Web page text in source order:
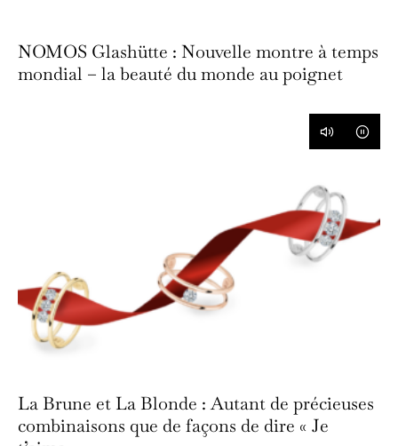
NOMOS Glashütte : Nouvelle montre à temps
mondial – la beauté du monde au poignet
La Brune et La Blonde : Autant de précieuses
combinaisons que de façons de dire « Je